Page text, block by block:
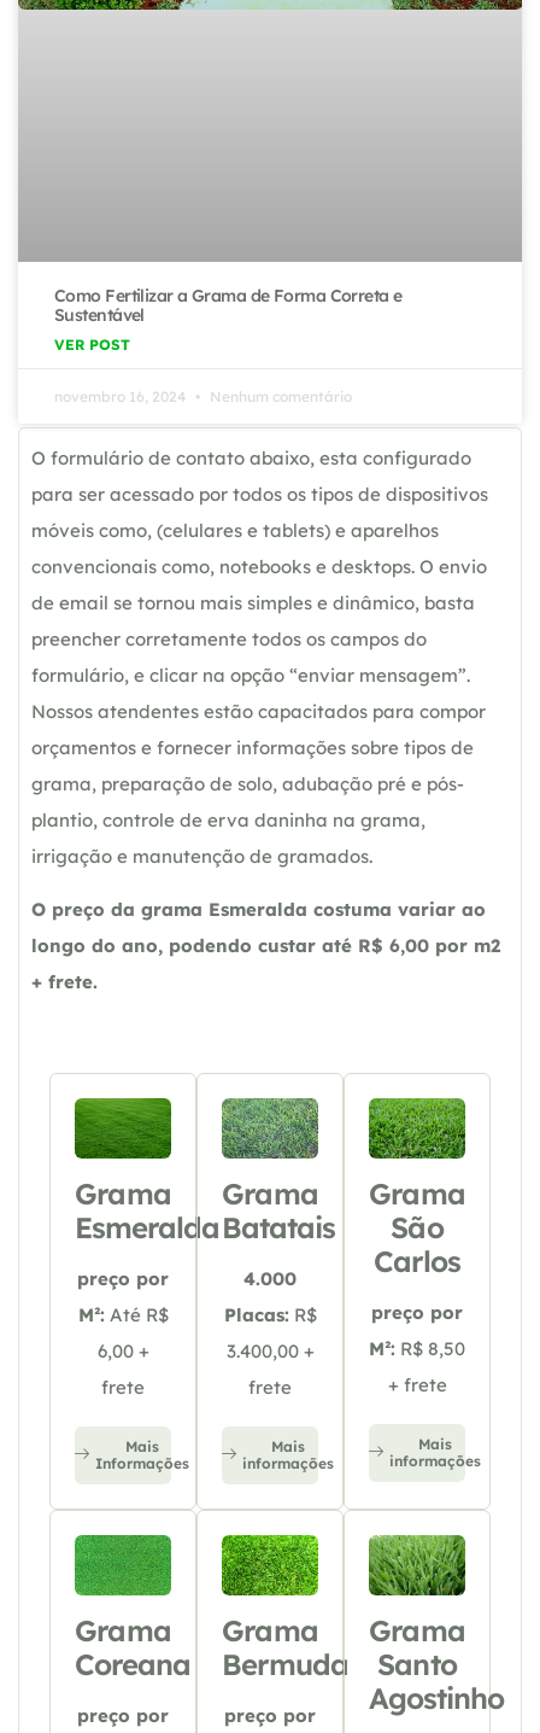
Como Fertilizar a Grama de Forma Correta e
Sustentável
VER POST
novembro 16, 2024 Nenhum comentário
O formulário de contato abaixo, esta configurado
para ser acessado por todos os tipos de dispositivos
móveis como, (celulares e tablets) e aparelhos
convencionais como, notebooks e desktops. O envio
de email se tornou mais simples e dinâmico, basta
preencher corretamente todos os campos do
formulário, e clicar na opção “enviar mensagem”.
Nossos atendentes estão capacitados para compor
orçamentos e fornecer informações sobre tipos de
grama, preparação de solo, adubação pré e pós-
plantio, controle de erva daninha na grama,
irrigação e manutenção de gramados.
O preço da grama Esmeralda costuma variar ao
longo do ano, podendo custar até R$ 6,00 por m2
+ frete.
Grama
Esmeralda
preço por
M²: Até R$
6,00 +
frete
Mais
Informações
Grama
Batatais
4.000
Placas: R$
3.400,00 +
frete
Mais
informações
Grama
São
Carlos
preço por
M²: R$ 8,50
+ frete
Mais
informações
Grama
Coreana
preço por
Grama
Bermuda
preço por
Grama
Santo
Agostinho